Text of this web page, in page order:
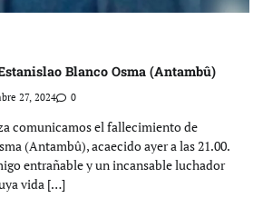
Blanco Osma (Antambû)
27, 2024 0
comunicamos el fallecimiento de
(Antambû), acaecido ayer a las 21.00.
entrañable y un incansable luchador
vida […]